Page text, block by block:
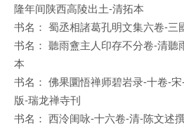
隆年间陕西高陵出土-清拓本
书名： 蜀丞相諸葛孔明文集六卷-三
书名： 聽雨盦主人印存不分卷-清聽
本
书名： 佛果圜悟禅师碧岩录-十卷-
版-瑞龙禅寺刊
书名： 西泠闺咏-十六卷-清-陈文述